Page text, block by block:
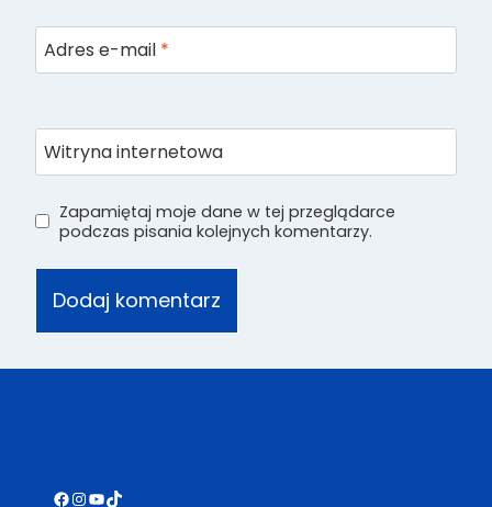
Adres e-mail *
Witryna internetowa
Zapamiętaj moje dane w tej przeglądarce
podczas pisania kolejnych komentarzy.
Alternative:
Facebook
Instagram
YouTube
TikTok